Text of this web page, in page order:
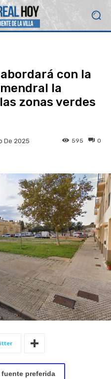
con la
la
zonas verdes
De 2025 0
595
fuente preferida